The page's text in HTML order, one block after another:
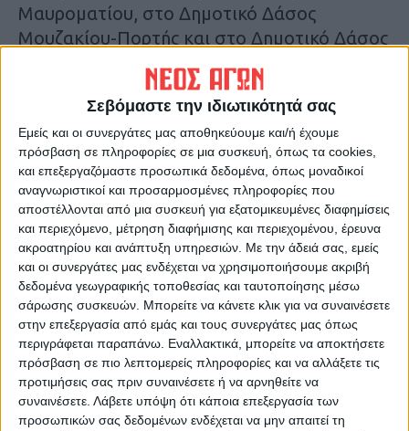
Σεβόμαστε την ιδιωτικότητά σας
Εμείς και οι συνεργάτες μας αποθηκεύουμε και/ή έχουμε
πρόσβαση σε πληροφορίες σε μια συσκευή, όπως τα cookies,
και επεξεργαζόμαστε προσωπικά δεδομένα, όπως μοναδικοί
αναγνωριστικοί και προσαρμοσμένες πληροφορίες που
αποστέλλονται από μια συσκευή για εξατομικευμένες διαφημίσεις
και περιεχόμενο, μέτρηση διαφήμισης και περιεχομένου, έρευνα
ακροατηρίου και ανάπτυξη υπηρεσιών. Με την άδειά σας, εμείς
και οι συνεργάτες μας ενδέχεται να χρησιμοποιήσουμε ακριβή
δεδομένα γεωγραφικής τοποθεσίας και ταυτοποίησης μέσω
σάρωσης συσκευών. Μπορείτε να κάνετε κλικ για να συναινέσετε
στην επεξεργασία από εμάς και τους συνεργάτες μας όπως
περιγράφεται παραπάνω. Εναλλακτικά, μπορείτε να αποκτήσετε
πρόσβαση σε πιο λεπτομερείς πληροφορίες και να αλλάξετε τις
προτιμήσεις σας πριν συναινέσετε ή να αρνηθείτε να
συναινέσετε. Λάβετε υπόψη ότι κάποια επεξεργασία των
προσωπικών σας δεδομένων ενδέχεται να μην απαιτεί τη
Μαυροματίου, στο Δημοτικό Δάσος
Μουζακίου-Πορτής και στο Δημοτικό Δάσος
Μουζακίου θέση «Επισκοπή».
Πυροσβέστες από το Ν. Καρδίτσας
συνδράμουν σήμερα στη μάχη ενάντια στην
πύρινη λαίλαπα στον Έβρο και τη Βοιωτία.